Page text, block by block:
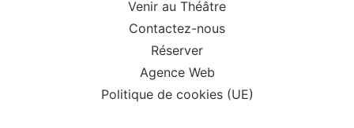
Venir au Théâtre
Contactez-nous
Réserver
Agence Web
Politique de cookies (UE)